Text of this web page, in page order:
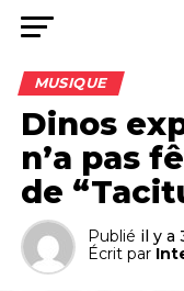
MUSIQUE
Dinos
n’a pas
de
Publié il y a
Écrit par